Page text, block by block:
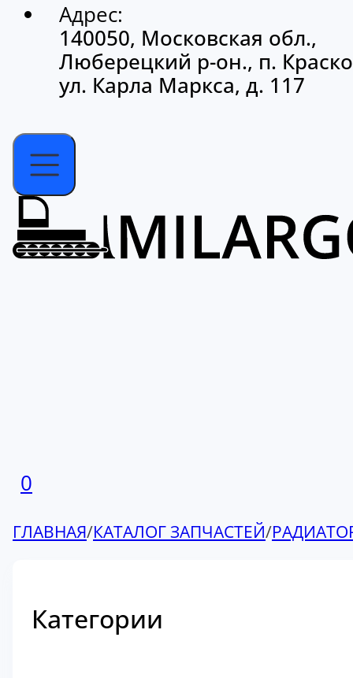
Адрес:
140050, Московская обл.,
Люберецкий р-он., п.
ул. Карла Маркса, д. 117
0
ГЛАВНАЯ/КАТАЛОГ ЗАПЧАСТЕЙ/
Категории